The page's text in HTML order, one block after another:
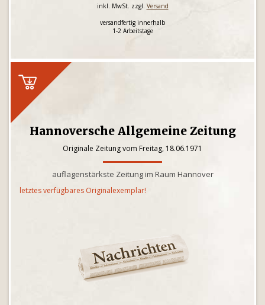
inkl. MwSt. zzgl. Versand
versandfertig innerhalb
1-2 Arbeitstage
Hannoversche Allgemeine Zeitung
Originale Zeitung vom Freitag, 18.06.1971
auflagenstärkste Zeitung im Raum Hannover
letztes verfügbares Originalexemplar!